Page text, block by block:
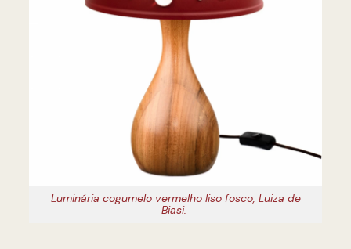
Luminária cogumelo vermelho liso fosco, Luiza de
Biasi.